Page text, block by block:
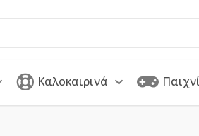
Καλοκαιρινά